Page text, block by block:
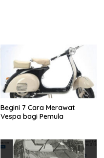
Begini 7 Cara Merawat
Vespa bagi Pemula